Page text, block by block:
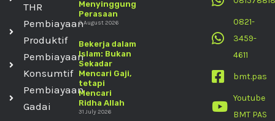
THR
Pembiayaan
Produktif
Pembiayaan
Konsumtif
Pembiayaan
Gadai
Menyinggung
Perasaan
3 August 2026
Bekerja dalam
Islam: Bukan
Sekadar
Mencari Gaji,
tetapi
Mencari
Ridha Allah
31 July 2026
0821-
3459-
4611
bmt.pas
Youtube
BMT PAS